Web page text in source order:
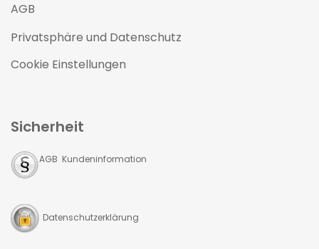
AGB
Privatsphäre und Datenschutz
Cookie Einstellungen
Sicherheit
AGB Kundeninformation
Datenschutzerklärung